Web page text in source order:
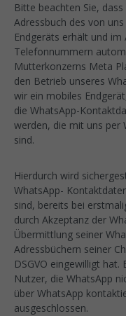
Bitte beachten Sie,
Adressbuch des von
Endgeräts erhält und
Telefonnummern
Mutterkonzerns Meta
den Betrieb unseres
wir ein mobiles
die WhatsApp-
werden, die mit uns per
sind.
Hierdurch wird
WhatsApp-
sind, bereits bei
durch Akzeptanz der
Übermittlung seiner
Adressbüchern seiner
DSGVO eingewilligt
Nutzer, die WhatsApp
über WhatsApp
ausgeschlossen.